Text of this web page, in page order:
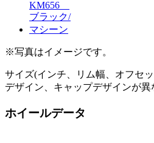
※写真はイメージです。
サイズ(インチ、リム幅、オフセ
デザイン、キャップデザインが異
ホイールデータ